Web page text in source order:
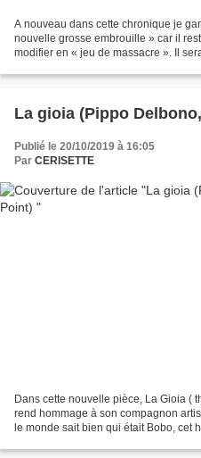
A nouveau dans cette chronique je
nouvelle grosse embrouille » car il
modifier en « jeu de massacre ». Il
La gioia (Pippo
Publié le 20/10/2019 à 16:05
Par CERISETTE
Dans cette nouvelle pièce, La Gioia (
rend hommage à son compagnon
le monde sait bien qui était Bobo, cet